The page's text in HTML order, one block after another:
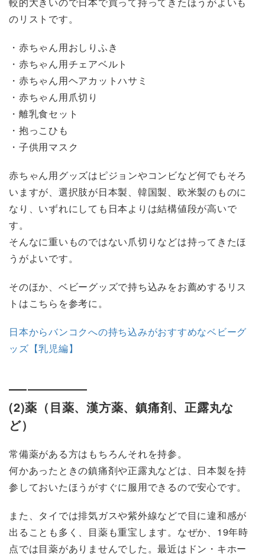
のリストです。
・赤ちゃん用おしりふき
・赤ちゃん用チェアベルト
・赤ちゃん用ヘアカットハサミ
・赤ちゃん用爪切り
・離乳食セット
・抱っこひも
・子供用マスク
赤ちゃん用グッズはピジョンやコンビなど何でもそろ
いますが、選択肢が日本製、韓国製、欧米製のものに
なり、いずれにしても日本よりは結構値段が高いで
す。
そんなに重いものではない爪切りなどは持ってきたほ
うがよいです。
そのほか、ベビーグッズで持ち込みをお薦めするリス
トはこちらを参考に。
日本からバンコクへの持ち込みがおすすめなベビーグ
ッズ【乳児編】
(2)薬（目薬、漢方薬、鎮痛剤、正露丸な
ど）
常備薬がある方はもちろんそれを持参。
何かあったときの鎮痛剤や正露丸などは、日本製を持
参しておいたほうがすぐに服用できるので安心です。
また、タイでは排気ガスや紫外線などで目に違和感が
出ることも多く、目薬も重宝します。なぜか、19年時
点では目薬がありませんでした。最近はドン・キホー